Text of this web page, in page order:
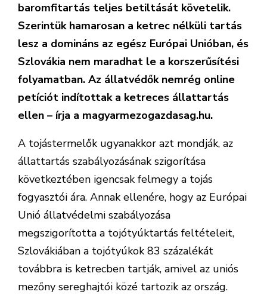
baromfitartás teljes betiltását követelik.
Szerintük hamarosan a ketrec nélküli tartás
lesz a domináns az egész Európai Unióban, és
Szlovákia nem maradhat le a korszerűsítési
folyamatban. Az állatvédők nemrég online
petíciót indítottak a ketreces állattartás
ellen – írja a magyarmezogazdasag.hu.
A tojástermelők ugyanakkor azt mondják, az
állattartás szabályozásának szigorítása
következtében igencsak felmegy a tojás
fogyasztói ára. Annak ellenére, hogy az Európai
Unió állatvédelmi szabályozása
megszigorította a tojótyúktartás feltételeit,
Szlovákiában a tojótyúkok 83 százalékát
továbbra is ketrecben tartják, amivel az uniós
mezőny sereghajtói közé tartozik az ország.